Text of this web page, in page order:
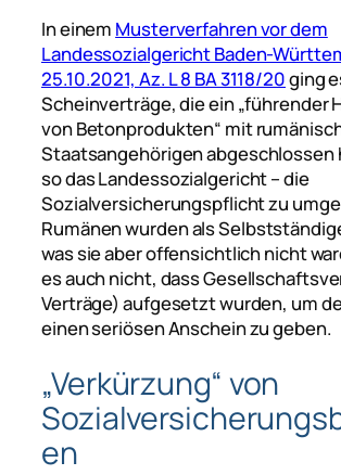
In einem Musterverfahren vor dem
Landessozialgericht Baden-
25.10.2021, Az. L 8 BA 3118/20ging
Scheinverträge, die ein „führender
von Betonprodukten“ mit
Staatsangehörigen abgeschlossen
so das Landessozialgericht – die
Sozialversicherungspflicht zu
Rumänen wurden als
was sie aber offensichtlich nicht
es auch nicht, dass
Verträge) aufgesetzt wurden, um
einen seriösen Anschein zu geben.
„Verkürzung“ von
en